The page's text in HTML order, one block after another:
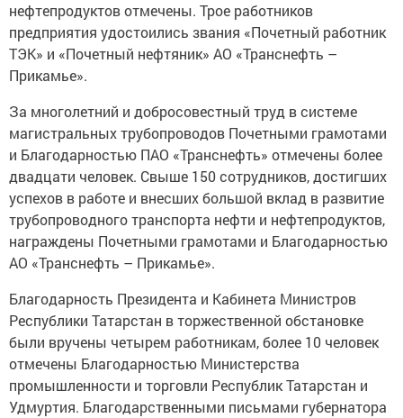
нефтепродуктов отмечены. Трое работников
предприятия удостоились звания «Почетный работник
ТЭК» и «Почетный нефтяник» АО «Транснефть –
Прикамье».
За многолетний и добросовестный труд в системе
магистральных трубопроводов Почетными грамотами
и Благодарностью ПАО «Транснефть» отмечены более
двадцати человек. Свыше 150 сотрудников, достигших
успехов в работе и внесших большой вклад в развитие
трубопроводного транспорта нефти и нефтепродуктов,
награждены Почетными грамотами и Благодарностью
АО «Транснефть – Прикамье».
Благодарность Президента и Кабинета Министров
Республики Татарстан в торжественной обстановке
были вручены четырем работникам, более 10 человек
отмечены Благодарностью Министерства
промышленности и торговли Республик Татарстан и
Удмуртия. Благодарственными письмами губернатора